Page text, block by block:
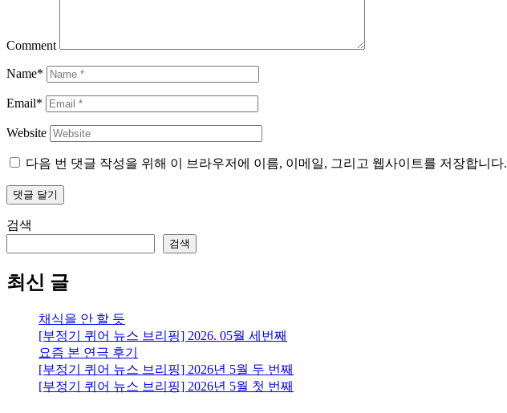
Comment
Name*
Email*
Website
다음 번 댓글 작성을 위해 이 브라우저에 이름, 이메일, 그리고 웹사이트를 저장합니다.
검색
검색
최신 글
채식을 안 할 듯
[부정기 퀴어 뉴스 브리핑] 2026. 05월 세번째
요즘 본 연극 후기
[부정기 퀴어 뉴스 브리핑] 2026년 5월 두 번째
[부정기 퀴어 뉴스 브리핑] 2026년 5월 첫 번째